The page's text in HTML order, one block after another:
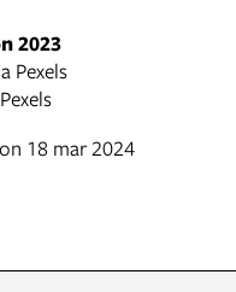
2023
Pexels
18 mar 2024